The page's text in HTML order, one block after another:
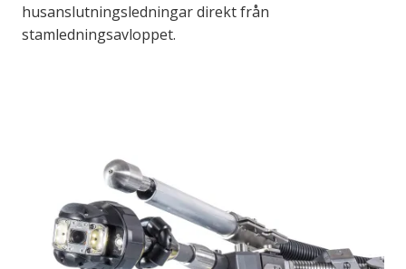
husanslutningsledningar direkt från
stamledningsavloppet.